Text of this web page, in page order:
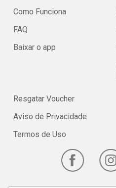
Como Funciona
FAQ
Baixar o app
Resgatar Voucher
Aviso de Privacidade
Termos de Uso